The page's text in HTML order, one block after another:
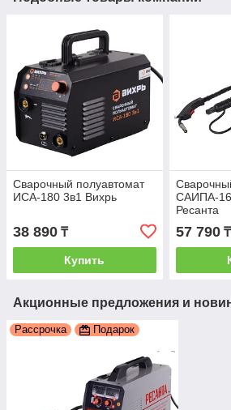
Сварочный полуавтомат
ИСА-180 3в1 Вихрь
38 890 ₸
Купить
САИПА-
Ресанта
57 790₸
Акционные предложения и
Рассрочка Подарок